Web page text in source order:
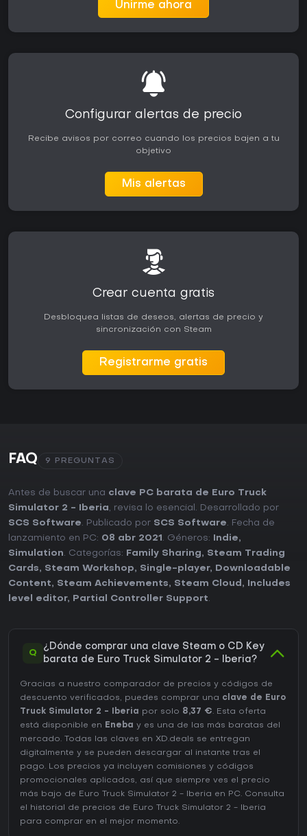
Unirme ahora
Configurar alertas de precio
Recibe avisos por correo cuando los precios bajen a tu
objetivo
Mis alertas
Crear cuenta gratis
Desbloquea listas de deseos, alertas de precio y
sincronización con Steam
Registrarme gratis
FAQ 9 PREGUNTAS
Antes de buscar una clave PC barata de Euro Truck
Simulator 2 - Iberia, revisa lo esencial. Desarrollado por
SCS Software. Publicado por SCS Software. Fecha de
lanzamiento en PC: 08 abr 2021 . Géneros: Indie,
Simulation. Categorías: Family Sharing, Steam Trading
Cards, Steam Workshop, Single-player,
Downloadable
Content, Steam Achievements, Steam Cloud ,
Includes
level editor, Partial Controller Support.
Q
¿Dónde comprar una clave Steam o CD Key
barata de Euro Truck Simulator 2 - Iberia?
Gracias a nuestro comparador de precios y códigos de
descuento verificados, puedes comprar una clave de Euro
Truck Simulator 2 - Iberia
por solo 8,37 €. Esta oferta
está disponible en Eneba y es una de las más baratas del
mercado. Todas las claves en XD.deals se entregan
digitalmente y se pueden descargar al instante tras el
pago. Los precios ya incluyen comisiones y códigos
promocionales aplicados, así que siempre ves el precio
más bajo de Euro Truck Simulator 2 - Iberia en PC. Consulta
el
historial de precios de Euro Truck Simulator 2 - Iberia
para comprar en el mejor momento.